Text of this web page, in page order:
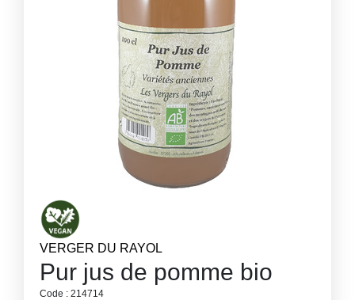
VERGER DU RAYOL
Pur jus de pomme bio
Code : 214714